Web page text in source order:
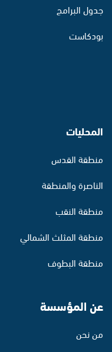
جدول البرامج
بودكاست
المحليات
منطقة القدس
الناصرة والمنطقة
منطقة النقب
منطقة المثلث الشمالي
منطقة البطوف
عن المؤسسة
من نحن